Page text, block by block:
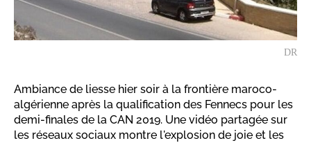
DR
Ambiance de liesse hier soir à la frontière maroco-
algérienne après la qualification des Fennecs pour les
demi-finales de la CAN 2019. Une vidéo partagée sur
les réseaux sociaux montre l'explosion de joie et les